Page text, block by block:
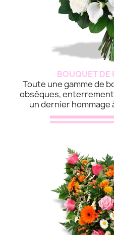
BOUQUET DE
Toute une gamme de
obsèques,
un dernier hommage